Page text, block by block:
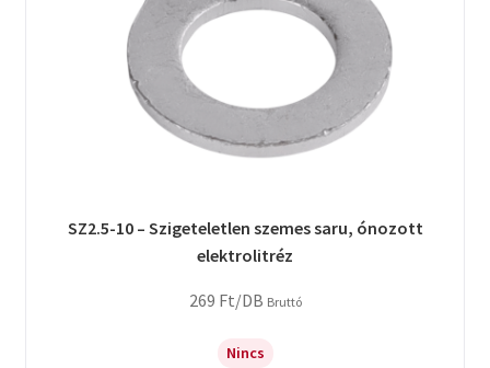
SZ2.5-10 – Szigeteletlen szemes saru, ónozott
elektrolitréz
269 Ft/DB Bruttó
Nincs